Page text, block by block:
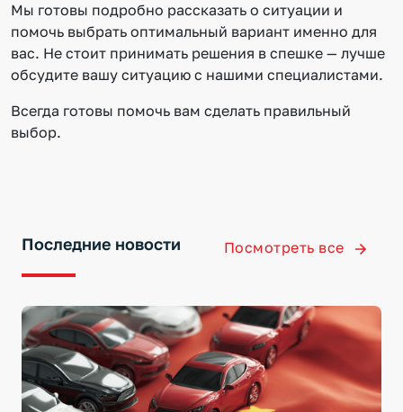
Мы готовы подробно рассказать о ситуации и
помочь выбрать оптимальный вариант именно для
вас. Не стоит принимать решения в спешке — лучше
обсудите вашу ситуацию с нашими специалистами.
Всегда готовы помочь вам сделать правильный
выбор.
Последние новости Посмотреть все